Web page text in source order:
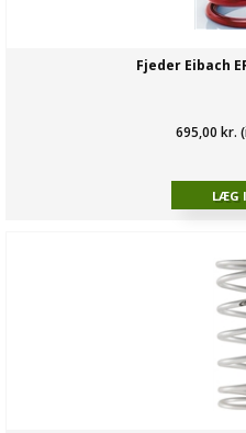
Fjeder Eibach
695,00 kr.